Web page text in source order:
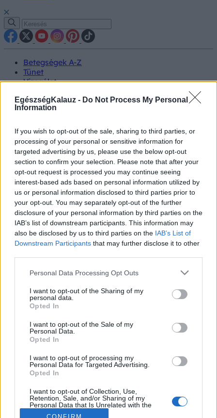
EgészségKalauz - Do Not Process My Personal
Information
If you wish to opt-out of the sale, sharing to third parties, or
processing of your personal or sensitive information for
targeted advertising by us, please use the below opt-out
section to confirm your selection. Please note that after your
opt-out request is processed you may continue seeing
interest-based ads based on personal information utilized by
us or personal information disclosed to third parties prior to
your opt-out. You may separately opt-out of the further
disclosure of your personal information by third parties on the
IAB’s list of downstream participants. This information may
also be disclosed by us to third parties on the IAB’s List of
Downstream Participants that may further disclose it to other
Please note that this website/app uses one or more Google
not limited to your visit or usage behaviour. You may click to
grant or deny consent to Google and its third-party tags to
use your data for below specified purposes in below Google
consent section.
Personal Data Processing Opt Outs
I want to opt-out of the Sharing of my
personal data.
Opted In
I want to opt-out of the Sale of my
Personal Data.
Opted In
I want to opt-out of processing my
Personal Data for Targeted Advertising.
Opted In
I want to opt-out of Collection, Use,
Retention, Sale, and/or Sharing of my
Personal Data that Is Unrelated with the
Purposes for which it was collected.
Betegségek A-Z
Tünet
Vizsgálat
Életmódváltás
Kutatás
Hírek
Videók
Kisállatok egészsége
#allergia #influenza#cukorbetegség
#orvosmeteorológia#vérnyomás#stroke#rákbetegség
#pajzsmirigy#reflux#ekcéma#herpesz
Regisztráció
Balaton